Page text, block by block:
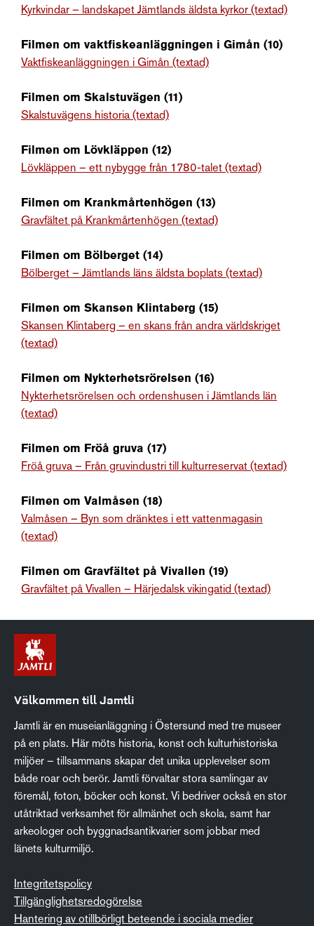
Kyrkvindar – landskapet Jämtlands äldsta kyrkor (textad)
Filmen om vaktfiskeanläggningen i Gimån (10)
Vaktfiskeanläggningen i Gimån (textad)
Filmen om Skalstuvägen (11)
Skalstuvägens historia (textad)
Filmen om Lövkläppen (12)
Lövkläppen – ett nybygge från 1780-talet (textad)
Filmen om Krankmårtenhögen (13)
Gravfältet på Krankmårtenhögen (textad)
Filmen om Bölberget (14)
Bölberget – Jämtlands läns äldsta boplats (textad)
Filmen om Skansen Klintaberg (15)
Skansen Klintaberg – en skans från andra världskriget
(textad)
Filmen om Nykterhetsrörelsen (16)
Nykterhetsrörelsen och ordenshusen i Jämtlands län
(textad)
Filmen om Fröå gruva (17)
Fröå gruva – Från gruvindustri till kulturreservat (textad)
Filmen om Valmåsen (18)
Valmåsen – Byn som dränktes i ett vattenmagasin
(textad)
Filmen om Gravfältet på Vivallen (19)
Gravfältet på Vivallen – Härjedalsk vikingatid (textad)
Välkommen till Jamtli
Jamtli är en museianläggning i Östersund med tre museer
på en plats. Här möts historia, konst och kulturhistoriska
miljöer – tillsammans skapar det unika upplevelser som
både roar och berör. Jamtli förvaltar stora samlingar av
föremål, foton, böcker och konst. Vi bedriver också en stor
utåtriktad verksamhet för allmänhet och skola, samt har
arkeologer och byggnadsantikvarier som jobbar med
länets kulturmiljö.
Integritetspolicy
Tillgänglighetsredogörelse
Hantering av otillbörligt beteende i sociala medier